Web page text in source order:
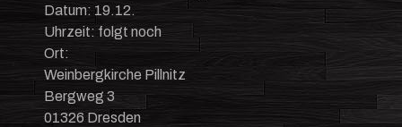
Datum: 19.12.
Uhrzeit: folgt noch
Ort:
Weinbergkirche Pillnitz
Bergweg 3
01326 Dresden